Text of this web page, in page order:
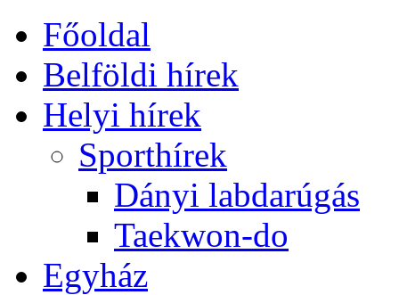
Főoldal
Belföldi hírek
Helyi hírek
Sporthírek
Dányi labdarúgás
Taekwon-do
Egyház